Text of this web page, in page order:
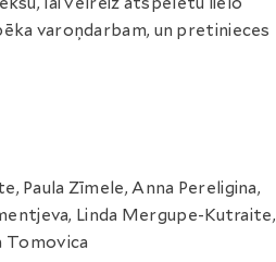
varoņdarbam, un pretinieces
Paula Zīmele, Anna Pereligina,
Linda Mergupe-Kutraite,
Tomovica